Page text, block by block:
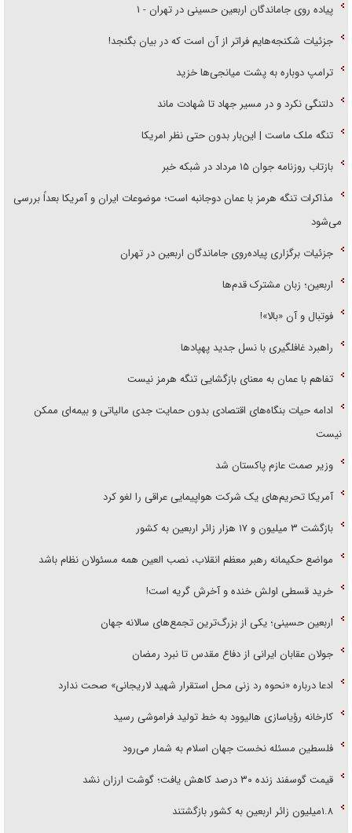
پیاده روی جاماندگان اربعین حسینی در تهران - ۱
جزئیات شکنجه‌هایم فراتر از آن است که در بیان بگنجد!
ترامپ دوباره به پشت میانجی‌ها خزید
دلتنگی نکرد و در مسیر جهاد تا شهادت ماند
تنگه ملک ماست | این‌بار بدون حتی نظر امریکا
بازتاب روزنامه جوان ۱۵ مرداد در شبکه خبر
مذاکرات تنگه هرمز با عمان دوجانبه است؛ موضوعات ایران و آمریکا بعداً بررسی
می‌شود
جزئیات برگزاری پیاده‌روی جاماندگان اربعین در تهران
اربعین؛ زبان مشترک قدم‌ها
فوتبال و آن «بالا»!
راهبرد غافلگیری با نسل جدید پهپاد‌ها
تفاهم با عمان به معنای بازگشایی تنگه هرمز نیست
ادامه حیات بنگاه‌های اقتصادی بدون حمایت جدی مالیاتی و بیمه‌ای ممکن
نیست
وزیر صمت عازم پاکستان شد
آمریکا تحریم‌های یک شرکت هواپیمایی عراقی را لغو کرد
بازگشت ۳ میلیون و ۱۷ هزار زائر اربعین به کشور
مواضع حکیمانه رهبر معظم انقلاب، نصب العین همه مسئولان نظام باشد
خرید قسطی اولش خنده و آخرش گریه است!
اربعین حسینی؛ یکی از بزرگ‌ترین تجمع‌های سالانه جهان
جولان عقابان ایرانی از دفاع مقدس تا نبرد رمضان
ادعا درباره «نحوه رد زنی محل استقرار شهید لاریجانی» صحت ندارد
کارخانه رؤیاسازی هالیوود به خط تولید فراموشی رسید
فلسطین مسئله نخست جهان اسلام به شمار می‌رود
قیمت گوسفند زنده ۳۰ درصد کاهش یافت؛ گوشت ارزان نشد
۱.۸میلیون زائر اربعین به کشور بازگشتند